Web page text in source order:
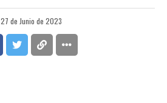
27 de Junio de 2023